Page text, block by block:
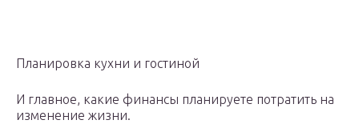
Планировка кухни и гостиной
И главное, какие финансы планируете потратить на
изменение жизни.